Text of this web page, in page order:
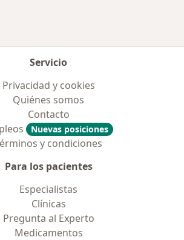
Servicio
Privacidad y cookies
Quiénes somos
Contacto
Nuevas posiciones
y condiciones
Para los pacientes
Especialistas
Clínicas
Pregunta al Experto
Medicamentos